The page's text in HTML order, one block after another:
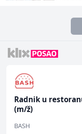
Radnik u
(m/ž)
BASH